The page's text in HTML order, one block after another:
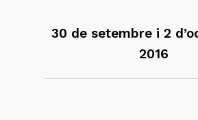
30 de setembre i 2
2016